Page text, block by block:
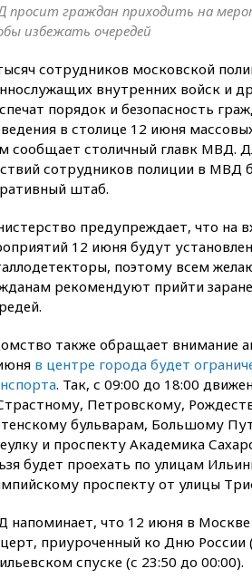
просит граждан приходить на
избежать очередей
сотрудников московской
внутренних войск и
порядок и безопасность
в столице 12 июня
сообщает столичный главк МВД.
сотрудников полиции в МВД
штаб.
предупреждает, что на
12 июня будут
поэтому всем
рекомендуют прийти
также обращает внимание
в центре города будет
. Так, с 09:00 до 18:00
Петровскому,
бульварам, Большому
и проспекту Академика
будет проехать по улицам
проспекту от улицы
напоминает, что 12 июня в
приуроченный ко Дню России
спуске (с 23:50 до 00:00).